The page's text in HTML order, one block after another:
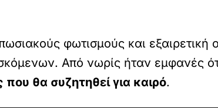
φωτισμούς και εξαιρετική
Από νωρίς ήταν εμφανές
θα συζητηθεί για καιρό.